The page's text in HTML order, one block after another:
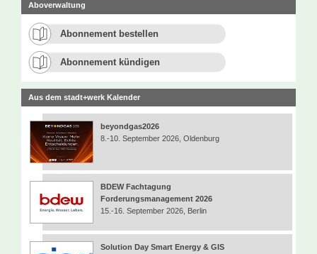
Aboverwaltung
Abonnement bestellen
Abonnement kündigen
Aus dem stadt+werk Kalender
beyondgas2026
8.-10. September 2026, Oldenburg
BDEW Fachtagung
Forderungsmanagement 2026
15.-16. September 2026, Berlin
Solution Day Smart Energy & GIS